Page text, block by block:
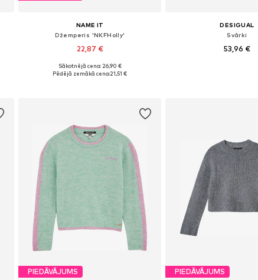
NAME IT
Džemperis 'NKFHolly'
22,87 €
Pieejams daudzos izmēros
Sākotnējā cena: 26,90 €
Pēdējā zemākā cena:21,51 €
DESIGUAL
Svārki
53,96 €
PIEDĀVĀJUMS PIEDĀVĀJUMS